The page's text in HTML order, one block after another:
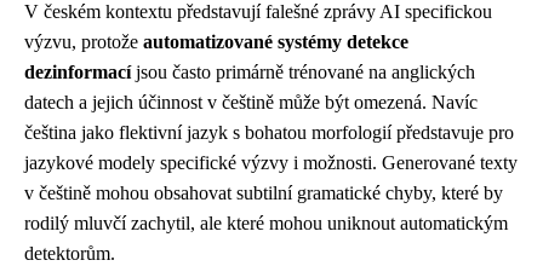
V českém kontextu představují falešné zprávy AI specifickou
výzvu, protože automatizované systémy detekce
dezinformacíjsou často primárně trénované na anglických
datech a jejich účinnost v češtině může být omezená. Navíc
čeština jako flektivní jazyk s bohatou morfologií představuje pro
jazykové modely specifické výzvy i možnosti. Generované texty
v češtině mohou obsahovat subtilní gramatické chyby, které by
rodilý mluvčí zachytil, ale které mohou uniknout automatickým
detektorům.